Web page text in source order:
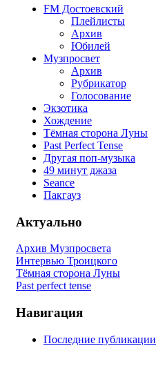
FM Достоевский
Плейлисты
Архив
Юбилей
Музпросвет
Архив
Рубрикатор
Голосование
Экзотика
Хождение
Тёмная сторона Луны
Past Perfect Tense
Другая поп-музыка
49 минут джаза
Seance
Пакгауз
Актуально
Архив Музпросвета
Интервью Троицкого
Тёмная сторона Луны
Past perfect tense
Навигация
Последние публикации